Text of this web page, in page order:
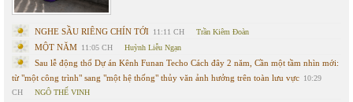
NGHE SẦU RIÊNG CHÍN TỚI 11:11 CH Trần Kiêm Đoàn
MỘT NĂM 11:05 CH Huỳnh Liễu Ngạn
Sau lễ động thổ Dự án Kênh Funan Techo Cách đây 2 năm, Cần một tầm nhìn mới:
từ "một công trình" sang "một hệ thống" thủy văn ảnh hưởng trên toàn lưu vực 10:29
CH
NGÔ THẾ VINH